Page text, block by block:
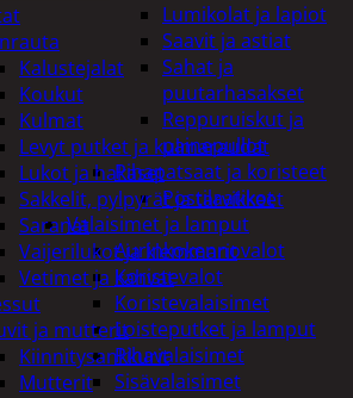
Lumikolat ja lapiot
Saavit ja astiat
Sahat ja
puutarhasakset
Reppuruiskut ja
painepullot
Pihapatsaat ja koristeet
Postilaatikot
Valaisimet ja lamput
Aurinkokennovalot
Koristevalot
Koristevalaisimet
Loisteputket ja lamput
Pihavalaisimet
Sisävalaisimet
Kalustejalat
Koukut
Kulmat
Levyt putket ja kulmaraudat
Lukot ja hakaset
Sakkelit, pylpyrät ja tarvikkeet
Saranat
Vaijerilukot ja klemmarit
Vetimet ja kahvat
ja mutterit
Kiinnitysankkurit
Mutterit